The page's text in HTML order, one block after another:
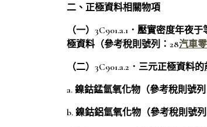
二、正極資料相關物項
（一）3C901.a.1．壓實密度年夜
極資料（參考稅則號列：28汽車
（二）3C901.a.2．三元正極資料
a. 鎳鈷錳氫氧化物（參考稅則號列
b. 鎳鈷鋁氫氧化物（參考稅則號列